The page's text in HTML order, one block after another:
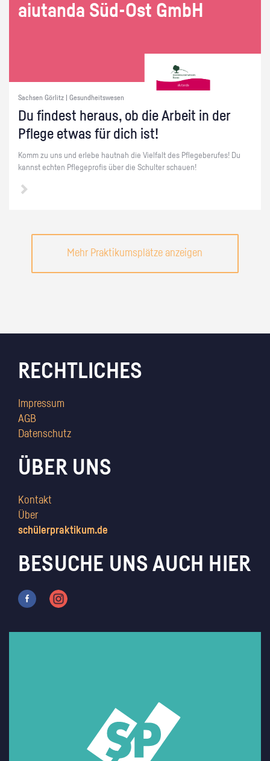
ai­utan­da Süd-Ost GmbH
Sachsen Görlitz | Gesundheitswesen
Du fin­dest her­aus, ob die Ar­beit in der
Pfle­ge etwas für dich ist!
Komm zu uns und er­le­be haut­nah die Viel­falt des Pfle­ge­be­ru­fes! Du
kannst ech­ten Pfle­ge­pro­fis über die Schul­ter schau­en!
Mehr Praktikumsplätze anzeigen
RECHTLICHES
Impressum
AGB
Datenschutz
ÜBER UNS
Kontakt
Über
schülerpraktikum.de
BESUCHE UNS AUCH HIER